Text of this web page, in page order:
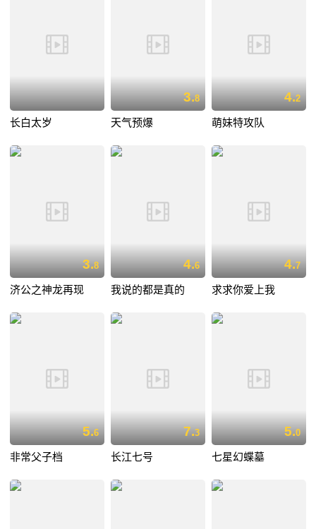
长白太岁
3.8
天气预爆
4.2
萌妹特攻队
3.8
济公之神龙再现
4.6
我说的都是真的
4.7
求求你爱上我
5.6
非常父子档
7.3
长江七号
5.0
七星幻蝶墓